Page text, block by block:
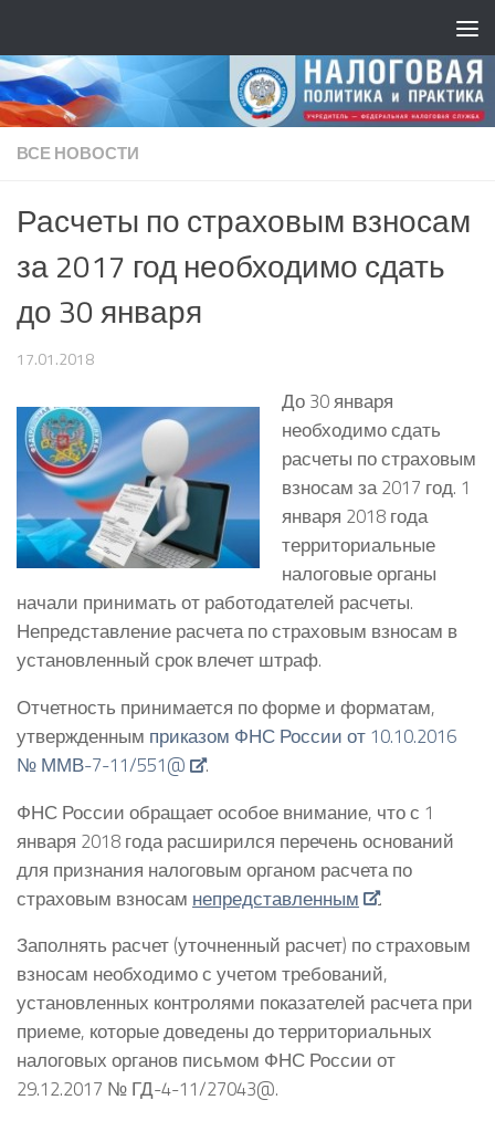
ВСЕ НОВОСТИ
Расчеты по страховым взносам
за 2017 год необходимо сдать
до 30 января
17.01.2018
До 30 января
необходимо сдать
расчеты по страховым
взносам за 2017 год. 1
января 2018 года
территориальные
налоговые органы
начали принимать от работодателей расчеты.
Непредставление расчета по страховым взносам в
установленный срок влечет штраф.
Отчетность принимается по форме и форматам,
утвержденным приказом ФНС России от 10.10.2016
№ ММВ-7-11/551@
.
ФНС России обращает особое внимание, что с 1
января 2018 года расширился перечень оснований
для признания налоговым органом расчета по
страховым взносам непредставленным
.
Заполнять расчет (уточненный расчет) по страховым
взносам необходимо с учетом требований,
установленных контролями показателей расчета при
приеме, которые доведены до территориальных
налоговых органов письмом ФНС России от
29.12.2017 № ГД-4-11/27043@.